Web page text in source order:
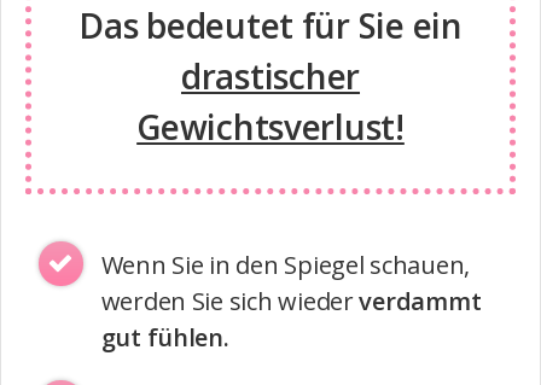
Das bedeutet für Sie ein
drastischer
Gewichtsverlust!
Wenn Sie in den Spiegel schauen,
werden Sie sich wiederverdammt
gut fühlen.